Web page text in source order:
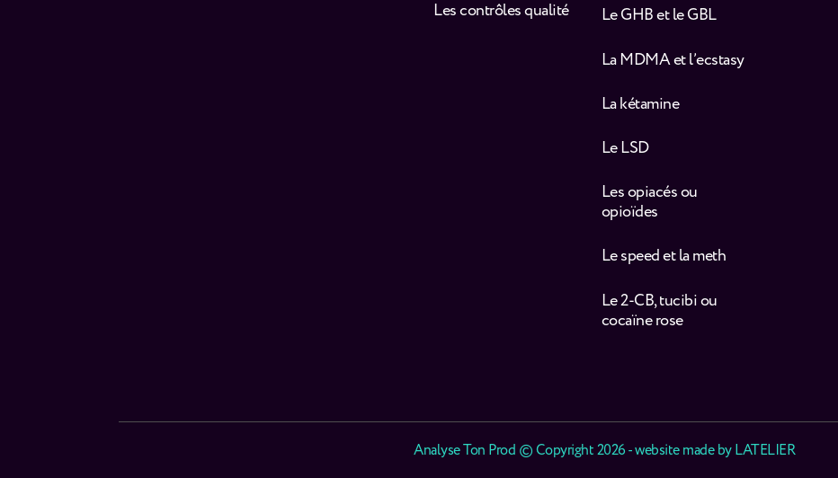
Les contrôles qualité
Le GHB et le GBL
La MDMA et l’ecstasy
La kétamine
Le LSD
Les opiacés ou
opioïdes
Le speed et la meth
Le 2-CB, tucibi ou
cocaïne rose
Analyse Ton Prod © Copyright 2026 - website made byLATELIER